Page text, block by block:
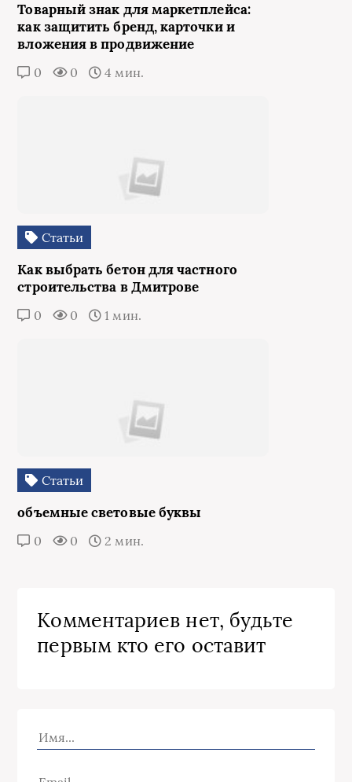
Товарный знак для маркетплейса:
как защитить бренд, карточки и
вложения в продвижение
0 0 4 мин.
Статьи
Как выбрать бетон для частного
строительства в Дмитрове
0 0 1 мин.
Статьи
объемные световые буквы
0 0 2 мин.
Комментариев нет, будьте
первым кто его оставит